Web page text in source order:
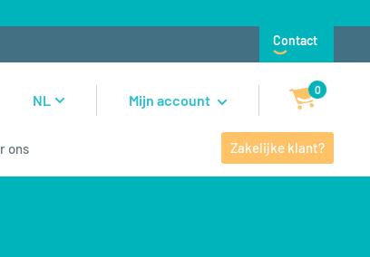
Contact
NL Mijn account
0
ons Zakelijke klant?